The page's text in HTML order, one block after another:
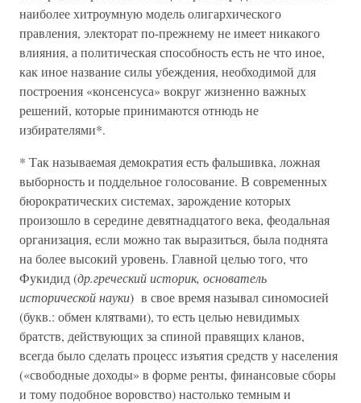
наиболее хитроумную модель олигархического
правления, электорат по-прежнему не имеет никакого
влияния, а политическая способность есть не что иное,
как иное название силы убеждения, необходимой для
построения «консенсуса» вокруг жизненно важных
решений, которые принимаются отнюдь не
избирателями*.
* Так называемая демократия есть фальшивка, ложная
выборность и поддельное голосование. В современных
бюрократических системах, зарождение которых
произошло в середине девятнадцатого века, феодальная
организация, если можно так выразиться, была поднята
на более высокий уровень. Главной целью того, что
Фукидид (др.греческий историк, основатель
исторической науки) в свое время называл синомосией
(букв.: обмен клятвами), то есть целью невидимых
братств, действующих за спиной правящих кланов,
всегда было сделать процесс изъятия средств у населения
(«свободные доходы» в форме ренты, финансовые сборы
и тому подобное воровство) настолько темным и